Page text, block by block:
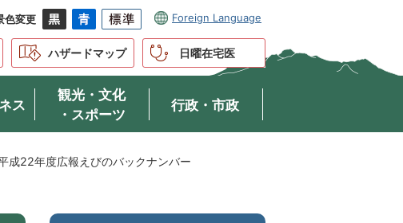
色変更 Foreign Language
ハザードマップ 日曜在宅医
ス
観光・文化
・スポーツ
行政・市政
成22年度広報えびのバックナンバー